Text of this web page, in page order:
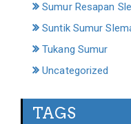
Sumur Resapan
Suntik Sumur
Tukang Sumur
Uncategorized
TAGS